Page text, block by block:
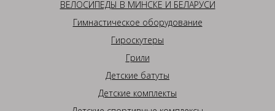
ВЕЛОСИПЕДЫ В МИНСКЕ И БЕЛАРУСИ
Гимнастическое оборудование
Гироскутеры
Грили
Детские батуты
Детские комплекты